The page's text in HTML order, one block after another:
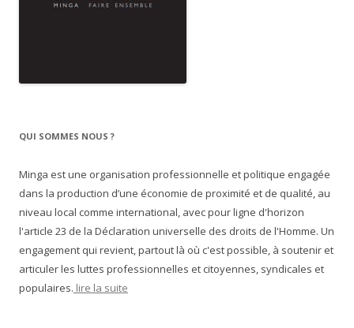
QUI SOMMES NOUS ?
Minga est une organisation professionnelle et politique engagée
dans la production d’une économie de proximité et de qualité, au
niveau local comme international, avec pour ligne d'horizon
l'article 23 de la Déclaration universelle des droits de l'Homme. Un
engagement qui revient, partout là où c'est possible, à soutenir et
articuler les luttes professionnelles et citoyennes, syndicales et
populaires. lire la suite